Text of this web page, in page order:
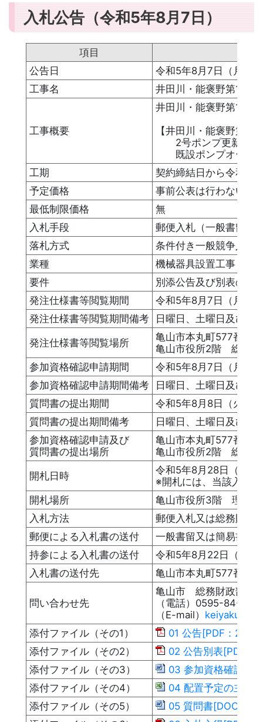
入札公告（令和5年8月7日）
項目
公告日
令和5年8月7日（月）
工事名
井田川・能褒野第1汚
工事概要
井田川・能褒野第1汚
【井田川・能褒野第1
2号ポンプ更新
既設ポンプオーバ
工期
契約締結日から令和6
予定価格
事前公表は行わない
最低制限価格
無
入札手段
郵便入札（一般書留又
落札方式
条件付き一般競争入札
業種
機械器具設置工事
要件
別添公告及び別表のと
発注仕様書等閲覧期間
令和5年8月7日（月）
発注仕様書等閲覧期間備考
日曜日、土曜日及び祝
発注仕様書等閲覧場所
亀山市本丸町577番地
亀山市役所2階 総務財
参加資格確認申請期間
令和5年8月7日（月）
参加資格確認申請期間備考
日曜日、土曜日及び祝
質問書の提出期間
令和5年8月8日（火）
質問書の提出期間備考
日曜日、土曜日及び祝
参加資格確認申請及び
質問書の提出場所
亀山市本丸町577番地
亀山市役所2階 総務財
開札日時
令和5年8月28日（月）
※開札には、当該入札
開札場所
亀山市役所3階 理事者
入札方法
郵便入札又は総務財政
郵便による入札書の送付
一般書留又は簡易書留
持参による入札書の送付
令和5年8月22日（火）
入札書の送付先
亀山市本丸町577番地
問い合わせ先
亀山市 総務財政部
（電話）0595-84-
（E-mail）
添付ファイル（その1）
01 公告[PDF：
添付ファイル（その2）
02 公告別表[PDF：
添付ファイル（その3）
03 参加資格確認申
添付ファイル（その4）
04 配置予定の主任
添付ファイル（その5）
05 質問書[DOC：